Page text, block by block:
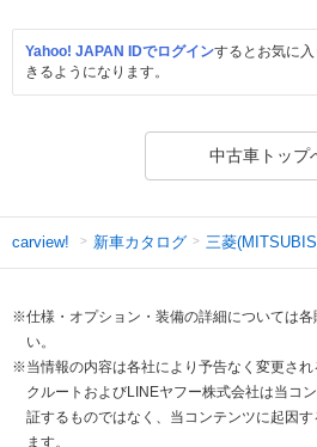
Yahoo! JAPAN IDでログインするとお気に
きるようになります。
中古車トップ
carview! 新車カタログ 三菱
※仕様・オプション・装備の詳細については各
い。
※当情報の内容は各社により予告なく変更され
クルートおよびLINEヤフー株式会社は当コ
証するものではなく、当コンテンツに起因
ます。